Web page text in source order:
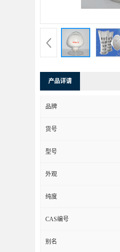
产品详请
品牌
货号
型号
外观
纯度
CAS编号
别名